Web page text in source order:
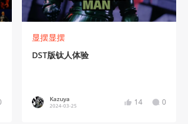
显摆显摆
DST版钛人体验
Kazuya
2024-03-25 14 0